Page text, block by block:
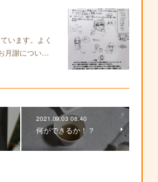
います。よく
月謝につい…
2021.09.03 08:40
何ができるか！？